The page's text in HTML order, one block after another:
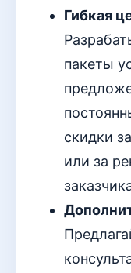
Гибкая
пакеты
скидки
или за